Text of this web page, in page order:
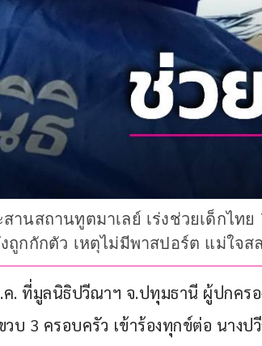
านสถานทูตมาเลย์ เร่งช่วยเด็กไท
ถูกกักตัว เหตุไม่มีพาสปอร์ต แม่ใจ
. ที่มูลนิธิปวีณาฯ จ.ปทุมธานี ผู้ปกคร
วบ 3 ครอบครัว เข้าร้องทุกข์ต่อ นาง